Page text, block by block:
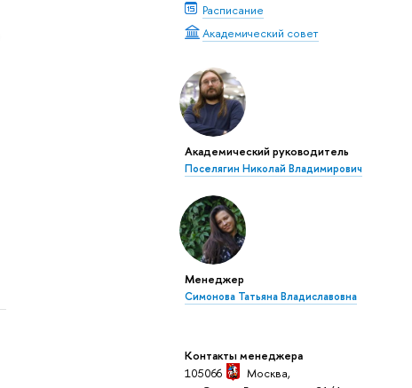
Расписание
Академический совет
Академический руководитель
Поселягин Николай Владимирович
Менеджер
Симонова Татьяна Владиславовна
Контакты менеджера
105066
Москва,